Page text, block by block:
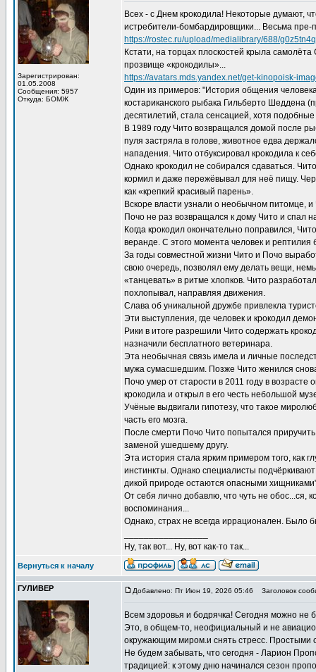
Зарегистрирован:
01.05.2008
Сообщения: 5957
Откуда: БОМЖ
Всех - с Днем крокодила! Некоторые думают,
истребители-бомбардировщики... Весьма пре-
https://rostec.ru/upload/medialibrary/688/
Кстати, на торцах плоскостей крыла
прозвище «крокодилы»...
https://avatars.mds.yandex.net/get-kinopoisk-
Один из примеров: "История общения
костариканского рыбака Гильберто Шеддена
десятилетий, стала сенсацией, хотя
В 1989 году Чито возвращался домой после
пуля застряла в голове, животное едва
нападения. Чито отбуксировал крокодила к
Однако крокодил не собирался сдаваться.
кормил и даже пережёвывал для неё пищу.
как «крепкий красивый парень».
Вскоре власти узнали о необычном питомце,
Почо не раз возвращался к дому Чито и спал
Когда крокодил окончательно поправился,
веранде. С этого момента человек и рептилия
За годы совместной жизни Чито и Почо
свою очередь, позволял ему делать вещи,
«танцевать» в ритме хлопков. Чито
похлопывал, направляя движения.
Слава об уникальной дружбе привлекла
Эти выступления, где человек и крокодил
Рики в итоге разрешили Чито содержать
назначили бесплатного ветеринара.
Эта необычная связь имела и личные
мужа сумасшедшим. Позже Чито женился
Почо умер от старости в 2011 году в
крокодила и открыл в его честь небольшой
Учёные выдвигали гипотезу, что такое
часть его мозга.
После смерти Почо Чито попытался
заменой ушедшему другу.
Эта история стала ярким примером того, как
инстинкты. Однако специалисты
дикой природе остаются опасными
От себя лично добавлю, что чуть не обос...ся,
воспоминания...
Однако, страх не всегда иррационален. Было
Ну, так вот... Ну, вот как-то так...
Вернуться к началу
ГУЛИВЕР Добавлено: Пт Июн 19, 2026 05:46 Заголовок
Всем здоровья и бодрячка! Сегодня можно не
Это, в общем-то, неофициальный и не
окружающим миром.и снять стресс. Простыми
Не будем забывать, что сегодня - Ларион
традицией: к этому дню начинался сезон